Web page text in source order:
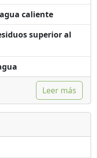
caliente
superior al
Leer más